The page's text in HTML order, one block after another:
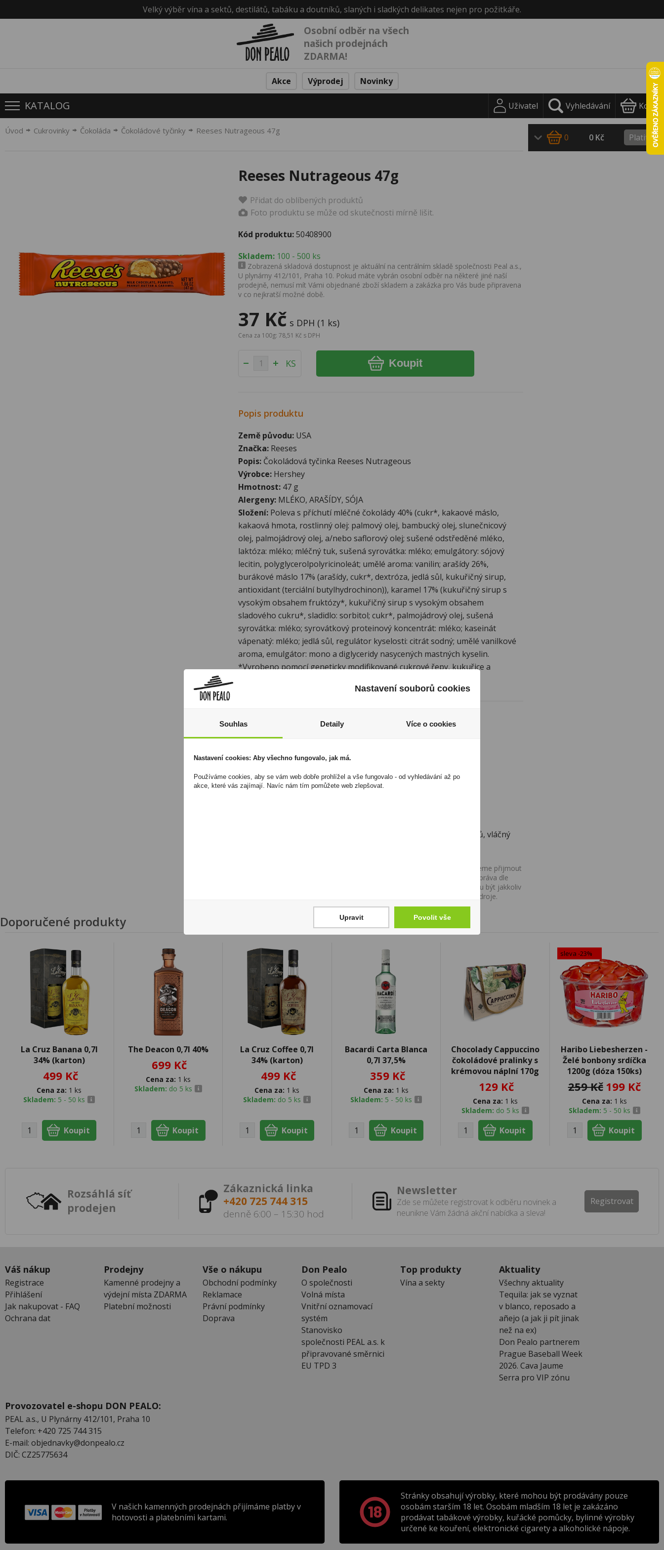
Velký výběr vína a sektů, destilátů, tabáku a doutníků, slaných i sladkých delikates nejen pro požitkáře.
Osobní odběr na všech
našich prodejnách
ZDARMA!
Akce Výprodej Novinky
KATALOG Uživatel Vyhledávání Košík
Úvod Cukrovinky Čokoláda Čokoládové tyčinky Reeses Nutrageous 47g
Reeses Nutrageous 47g
Přidat do oblíbených produktů
Foto produktu se může od skutečnosti mírně lišit.
Kód produktu:50408900
Skladem: 100 - 500 ks
Zobrazená skladová dostupnost je aktuální na centrálním skladě společnosti Peal a.s.,
U plynárny 412/101, Praha 10. Pokud máte vybrán osobní odběr na některé jiné naší
prodejně, nemusí mít Vámi objednané zboží skladem a zakázka pro Vás bude připravena
v co nejkratší možné době.
37 Kč s DPH (1 ks)
Cena za 100g: 78,51 Kč s DPH
KS Koupit
Popis produktu
Země původu: USA
Značka: Reeses
Popis: Čokoládová tyčinka Reeses Nutrageous
Výrobce: Hershey
Hmotnost: 47 g
Alergeny: MLÉKO, ARAŠÍDY, SÓJA
Složení: Poleva s příchutí mléčné čokolády 40% (cukr*, kakaové máslo,
kakaová hmota, rostlinný olej: palmový olej, bambucký olej, slunečnicový
olej, palmojádrový olej, a/nebo saflorový olej; sušené odstředěné mléko,
laktóza: mléko; mléčný tuk, sušená syrovátka: mléko; emulgátory: sójový
lecitin, polyglycerolpolyricinoleát; umělé aroma: vanilin; arašídy 26%,
burákové máslo 17% (arašídy, cukr*, dextróza, jedlá sůl, kukuřičný sirup,
antioxidant (terciální butylhydrochinon)), karamel 17% (kukuřičný sirup s
vysokým obsahem fruktózy*, kukuřičný sirup s vysokým obsahem
sladového cukru*, sladidlo: sorbitol; cukr*, palmojádrový olej, sušená
syrovátka: mléko; syrovátkový proteinový koncentrát: mléko; kaseinát
vápenatý: mléko; jedlá sůl, regulátor kyselosti: citrát sodný; umělé vanilkové
aroma, emulgátor: mono a diglyceridy nasycených mastných kyselin.
*Vyrobeno pomocí geneticky modifikované cukrové řepy, kukuřice a
Výživové hodnoty
Tuky:30 g
Sacharidy:55 g
Jemné arašídové máslo, křupavé kousky arašídů, vláčný
I přesto, že jsou informace o výrobcích pravidelně aktualizovány, nemůžeme přijmout
odpovědnost za jakékoliv nesprávné informace. To však nemá vliv na Vaše práva dle
zákona. Tyto informace jsou podávány pouze pro osobní použití a nemohou být jakkoliv
kopírovány bez předchozího souhlasu DonPealo ani bez řádného uvedení zdroje.
0 0 Kč Platit
Doporučené produkty
La Cruz Banana 0,7l
34% (karton)
499 Kč
Cena za: 1 ks
Skladem: 5 - 50 ks
The Deacon 0,7l 40%
699 Kč
Cena za: 1 ks
Skladem: do 5 ks
La Cruz Coffee 0,7l
34% (karton)
499 Kč
Cena za: 1 ks
Skladem: do 5 ks
Bacardi Carta Blanca
0,7l 37,5%
359 Kč
Cena za: 1 ks
Skladem: 5 - 50 ks
Chocolady Cappuccino
čokoládové pralinky s
krémovou náplní 170g
129 Kč
Cena za: 1 ks
Skladem: do 5 ks
sleva -23%
Haribo Liebesherzen -
Želé bonbony srdíčka
1200g (dóza 150ks)
259 Kč 199 Kč
Cena za: 1 ks
Skladem: 5 - 50 ks
Rozsáhlá síť
prodejen
Zákaznická linka
+420 725 744 315
denně 6:00 – 15:30 hod
Newsletter
Zde se můžete registrovat k odběru novinek a
neunikne Vám žádná akční nabídka a sleva!
Registrovat
Váš nákup
Registrace
Přihlášení
Jak nakupovat - FAQ
Ochrana dat
Prodejny
Kamenné prodejny a
výdejní místa ZDARMA
Platební možnosti
Vše o nákupu
Obchodní podmínky
Reklamace
Právní podmínky
Doprava
Don Pealo
O společnosti
Volná místa
Vnitřní oznamovací
systém
Stanovisko
společnosti PEAL a.s. k
připravované směrnici
EU TPD 3
Top produkty
Vína a sekty
Aktuality
Všechny aktuality
Tequila: jak se vyznat
v blanco, reposado a
añejo (a jak ji pít jinak
než na ex)
Don Pealo partnerem
Prague Baseball Week
2026. Cava Jaume
Serra pro VIP zónu
Provozovatel e-shopu DON PEALO:
PEAL a.s., U Plynárny 412/101, Praha 10
Telefon: +420 725 744 315
E-mail: objednavky@donpealo.cz
DIČ: CZ25775634
V našich kamenných prodejnách přijímáme platby v
hotovosti a platebními kartami.
Stránky obsahují výrobky, které mohou být prodávány pouze
osobám starším 18 let. Osobám mladším 18 let je zakázáno
prodávat tabákové výrobky, kuřácké pomůcky, bylinné výrobky
určené ke kouření, elektronické cigarety a alkoholické nápoje.
Nastavení souborů cookies
Souhlas Detaily Více o cookies
Nastavení cookies: Aby všechno fungovalo, jak má.
Používáme cookies, aby se vám web dobře prohlížel a vše fungovalo - od vyhledávání až po
akce, které vás zajímají. Navíc nám tím pomůžete web zlepšovat.
Upravit Povolit vše